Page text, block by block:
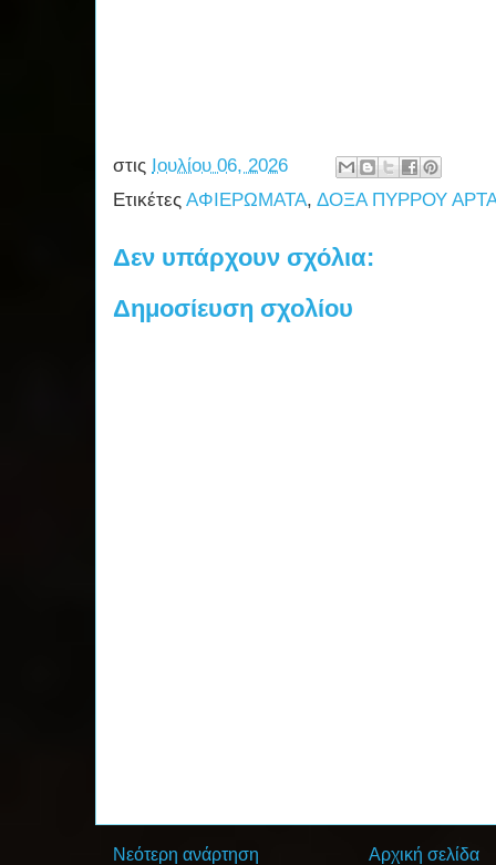
στις Ιουλίου 06, 2026
Ετικέτες ΑΦΙΕΡΩΜΑΤΑ, ΔΟΞΑ ΠΥΡΡΟΥ
Δεν υπάρχουν σχόλια:
Δημοσίευση σχολίου
Νεότερη ανάρτηση Αρχική σελίδα